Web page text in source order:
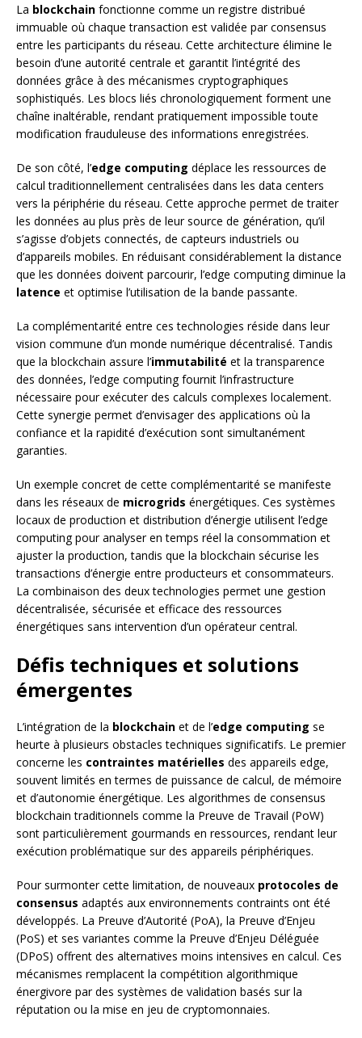
La blockchain fonctionne comme un registre distribué
immuable où chaque transaction est validée par consensus
entre les participants du réseau. Cette architecture élimine le
besoin d’une autorité centrale et garantit l’intégrité des
données grâce à des mécanismes cryptographiques
sophistiqués. Les blocs liés chronologiquement forment une
chaîne inaltérable, rendant pratiquement impossible toute
modification frauduleuse des informations enregistrées.
De son côté, l’edge computing déplace les ressources de
calcul traditionnellement centralisées dans les data centers
vers la périphérie du réseau. Cette approche permet de traiter
les données au plus près de leur source de génération, qu’il
s’agisse d’objets connectés, de capteurs industriels ou
d’appareils mobiles. En réduisant considérablement la distance
que les données doivent parcourir, l’edge computing diminue la
latence et optimise l’utilisation de la bande passante.
La complémentarité entre ces technologies réside dans leur
vision commune d’un monde numérique décentralisé. Tandis
que la blockchain assure l’immutabilité et la transparence
des données, l’edge computing fournit l’infrastructure
nécessaire pour exécuter des calculs complexes localement.
Cette synergie permet d’envisager des applications où la
confiance et la rapidité d’exécution sont simultanément
garanties.
Un exemple concret de cette complémentarité se manifeste
dans les réseaux de microgrids énergétiques. Ces systèmes
locaux de production et distribution d’énergie utilisent l’edge
computing pour analyser en temps réel la consommation et
ajuster la production, tandis que la blockchain sécurise les
transactions d’énergie entre producteurs et consommateurs.
La combinaison des deux technologies permet une gestion
décentralisée, sécurisée et efficace des ressources
énergétiques sans intervention d’un opérateur central.
Défis techniques et solutions
émergentes
L’intégration de la blockchain et de l’edge computing se
heurte à plusieurs obstacles techniques significatifs. Le premier
concerne les contraintes matérielles des appareils edge,
souvent limités en termes de puissance de calcul, de mémoire
et d’autonomie énergétique. Les algorithmes de consensus
blockchain traditionnels comme la Preuve de Travail (PoW)
sont particulièrement gourmands en ressources, rendant leur
exécution problématique sur des appareils périphériques.
Pour surmonter cette limitation, de nouveaux protocoles de
consensus adaptés aux environnements contraints ont été
développés. La Preuve d’Autorité (PoA), la Preuve d’Enjeu
(PoS) et ses variantes comme la Preuve d’Enjeu Déléguée
(DPoS) offrent des alternatives moins intensives en calcul. Ces
mécanismes remplacent la compétition algorithmique
énergivore par des systèmes de validation basés sur la
réputation ou la mise en jeu de cryptomonnaies.